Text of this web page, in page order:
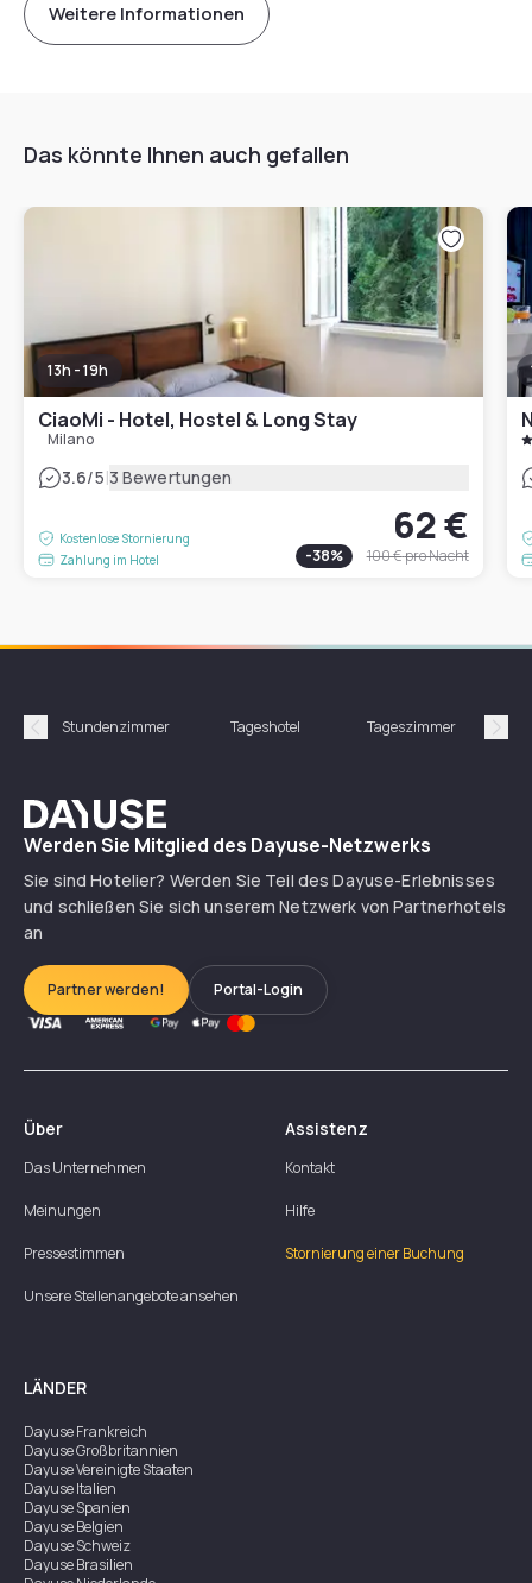
Weitere Informationen
Das könnte Ihnen auch gefallen
13h - 19h
CiaoMi - Hotel, Hostel & Long Stay
Milano
3.6/5|3 Bewertungen
Kostenlose Stornierung
Zahlung im Hotel
62 €
-38% 100 €pro Nacht
Précédent
Stundenzimmer Tageshotel Tageszimmer
Dayuse
Werden Sie Mitglied des Dayuse-Netzwerks
Sie sind Hotelier? Werden Sie Teil des Dayuse-Erlebnisses
und schließen Sie sich unserem Netzwerk von Partnerhotels
an
Partner werden! Portal-Login
Über
Das Unternehmen
Meinungen
Pressestimmen
Unsere Stellenangebote ansehen
Assistenz
Kontakt
Hilfe
Stornierung einer Buchung
LÄNDER
DayuseFrankreich
DayuseGroßbritannien
DayuseVereinigte Staaten
DayuseItalien
DayuseSpanien
DayuseBelgien
DayuseSchweiz
DayuseBrasilien